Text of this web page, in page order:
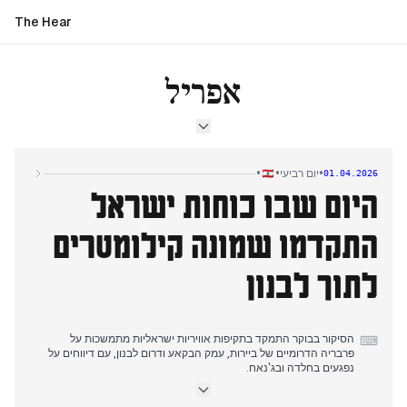
The Hear
אפריל
01.04.2026
•יום רביעי•
•
היום שבו כוחות ישראל
התקדמו שמונה קילומטרים
לתוך לבנון
⌨ הסיקור בבוקר התמקד בתקיפות אוויריות ישראליות מתמשכות על
פרבריה הדרומיים של ביירות, עמק הבקאע ודרום לבנון, עם דיווחים על
נפגעים בחלדה ובג'נאח.
בגבול ולמאמצים פרלמנטריים לפרק את חיזבאללה מנשקו בביירות, תוך